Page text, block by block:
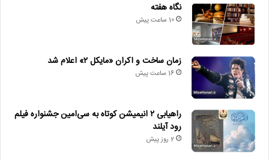
نگاه هفته
10 ساعت پیش
زمان ساخت و اکران «مایکل ۲» اعلام شد
16 ساعت پیش
راهیابی ۲ انیمیشن کوتاه به سی‌امین جشنواره فیلم
رود آیلند
2 روز پیش